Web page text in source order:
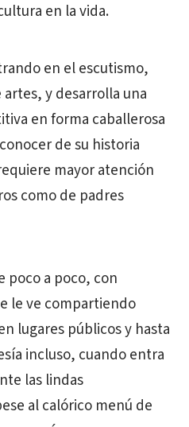
en la vida.
en el escutismo,
y desarrolla una
en forma caballerosa
de su historia
mayor atención
como de padres
poco a poco, con
le ve compartiendo
lugares públicos y hasta
incluso, cuando entra
las lindas
al calórico menú de